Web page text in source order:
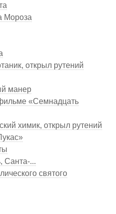
Мороза
открыл рутений
манер
«Семнадцать
химик, открыл рутений
Санта-...
святого